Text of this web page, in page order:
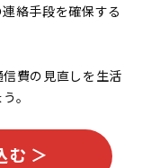
絡手段を確保する
費の見直しを生活
。
む ＞